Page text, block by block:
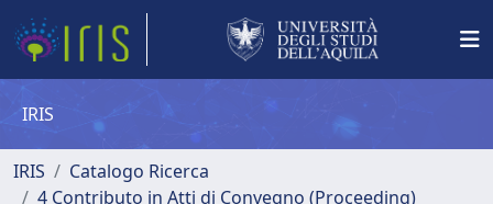
IRIS
IRIS
Catalogo Ricerca
4 Contributo in Atti di Convegno (Proceeding)